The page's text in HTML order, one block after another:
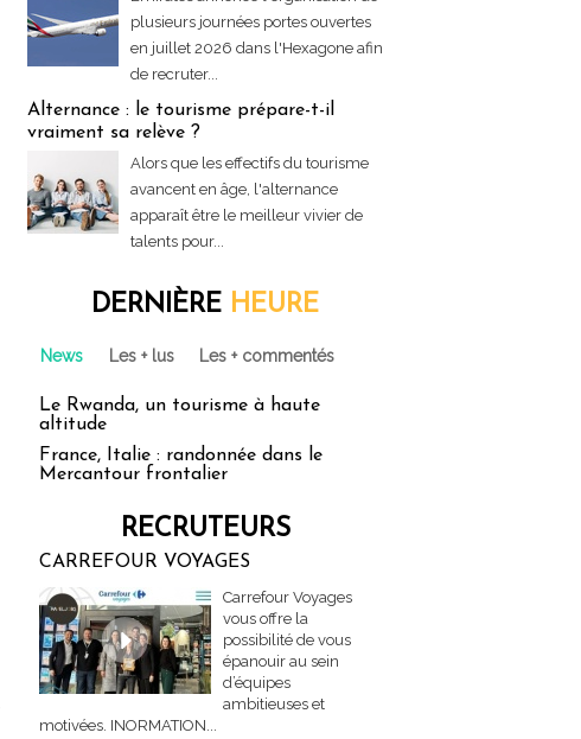
plusieurs journées portes ouvertes
en juillet 2026 dans l'Hexagone afin
de recruter...
Alternance : le tourisme prépare-t-il
vraiment sa relève ?
Alors que les effectifs du tourisme
avancent en âge, l'alternance
apparaît être le meilleur vivier de
talents pour...
DERNIÈRE HEURE
News Les + lus Les + commentés
Le Rwanda, un tourisme à haute
altitude
France, Italie : randonnée dans le
Mercantour frontalier
RECRUTEURS
CARREFOUR VOYAGES
Carrefour Voyages
vous offre la
possibilité de vous
épanouir au sein
d’équipes
ambitieuses et
motivées. INORMATION...